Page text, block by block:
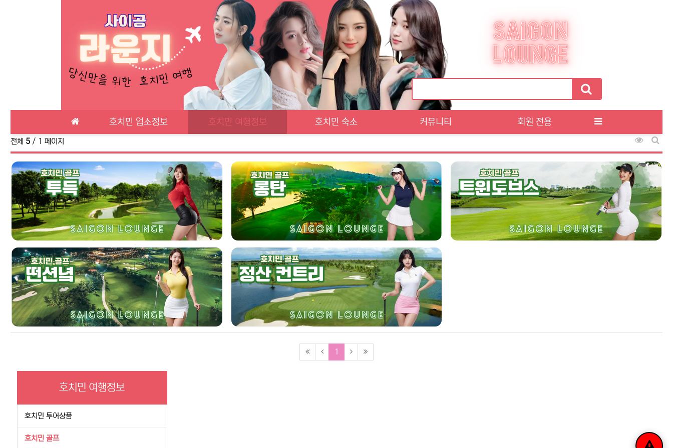
호치민 업소정보 호치민 여행정보 호치민 숙소 커뮤니티 회원 전용
전체 5 / 1 페이지
조회순 정
게시
1 (current)
호치민 여행정보
호치민 투어상품
호치민 골프